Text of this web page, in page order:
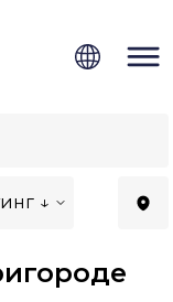
↓